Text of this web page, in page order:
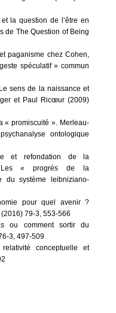
la question de l’être en
de The Question of Being
paganisme chez Cohen,
spéculatif » commun
sens de la naissance et
et Paul Ricœur (2009)
« promiscuité ». Merleau-
ontologique
et refondation de la
Les « progrès de la
du système leibniziano-
pour quel avenir ?
79-3, 553-566
ou comment sortir du
3, 497-509
conceptuelle et